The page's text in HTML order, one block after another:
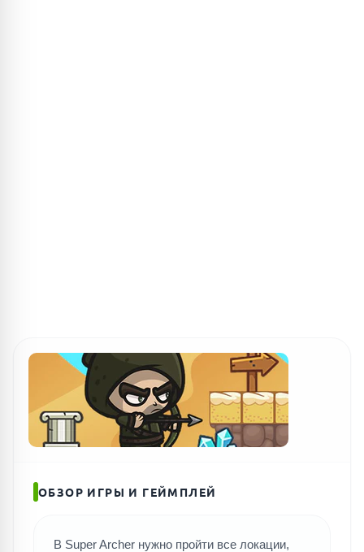
ОБЗОР ИГРЫ И ГЕЙМПЛЕЙ
В Super Archer нужно пройти все локации,